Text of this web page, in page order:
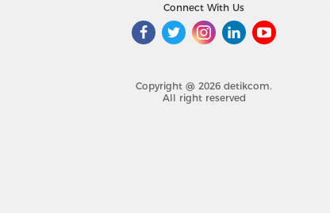
Connect With Us
Copyright @ 2026 detikcom.
All right reserved